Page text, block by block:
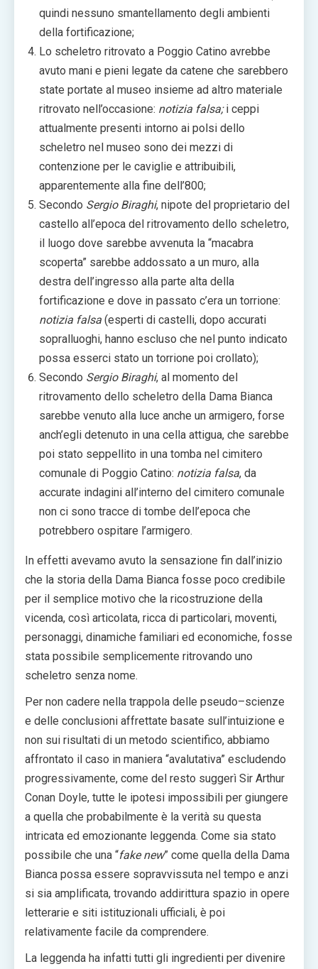
quindi nessuno smantellamento degli ambienti
della fortificazione;
Lo scheletro ritrovato a Poggio Catino avrebbe
avuto mani e pieni legate da catene che sarebbero
state portate al museo insieme ad altro materiale
ritrovato nell’occasione: notizia falsa;i ceppi
attualmente presenti intorno ai polsi dello
scheletro nel museo sono dei mezzi di
contenzione per le caviglie e attribuibili,
apparentemente alla fine dell’800;
Secondo Sergio Biraghi, nipote del proprietario del
castello all’epoca del ritrovamento dello scheletro,
il luogo dove sarebbe avvenuta la “macabra
scoperta” sarebbe addossato a un muro, alla
destra dell’ingresso alla parte alta della
fortificazione e dove in passato c’era un torrione:
notizia falsa (esperti di castelli, dopo accurati
sopralluoghi, hanno escluso che nel punto indicato
possa esserci stato un torrione poi crollato);
Secondo Sergio Biraghi, al momento del
ritrovamento dello scheletro della Dama Bianca
sarebbe venuto alla luce anche un armigero, forse
anch’egli detenuto in una cella attigua, che sarebbe
poi stato seppellito in una tomba nel cimitero
comunale di Poggio Catino: notizia falsa, da
accurate indagini all’interno del cimitero comunale
non ci sono tracce di tombe dell’epoca che
potrebbero ospitare l’armigero.
In effetti avevamo avuto la sensazione fin dall’inizio
che la storia della Dama Bianca fosse poco credibile
per il semplice motivo che la ricostruzione della
vicenda, così articolata, ricca di particolari, moventi,
personaggi, dinamiche familiari ed economiche, fosse
stata possibile semplicemente ritrovando uno
scheletro senza nome.
Per non cadere nella trappola delle pseudo–scienze
e delle conclusioni affrettate basate sull’intuizione e
non sui risultati di un metodo scientifico, abbiamo
affrontato il caso in maniera “avalutativa” escludendo
progressivamente, come del resto suggerì Sir Arthur
Conan Doyle, tutte le ipotesi impossibili per giungere
a quella che probabilmente è la verità su questa
intricata ed emozionante leggenda. Come sia stato
possibile che una “fake new” come quella della Dama
Bianca possa essere sopravvissuta nel tempo e anzi
si sia amplificata, trovando addirittura spazio in opere
letterarie e siti istituzionali ufficiali, è poi
relativamente facile da comprendere.
La leggenda ha infatti tutti gli ingredienti per divenire